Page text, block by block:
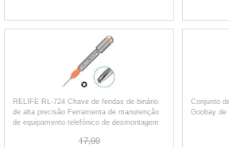
RELIFE RL-724 Chave de fendas de binário
de alta precisão Ferramenta de manutenção
de equipamento telefónico de desmontagem
17,00
Conjunto
Goobay de